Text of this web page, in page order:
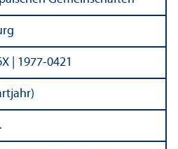
| 1977-0421